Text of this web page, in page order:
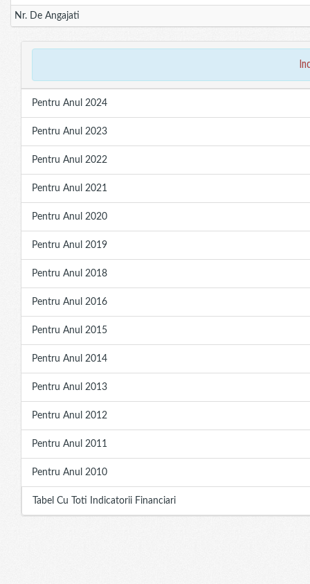
Nr. De Angajati
Pentru Anul 2024
Pentru Anul 2023
Pentru Anul 2022
Pentru Anul 2021
Pentru Anul 2020
Pentru Anul 2019
Pentru Anul 2018
Pentru Anul 2016
Pentru Anul 2015
Pentru Anul 2014
Pentru Anul 2013
Pentru Anul 2012
Pentru Anul 2011
Pentru Anul 2010
Tabel Cu Toti Indicatorii Financiari